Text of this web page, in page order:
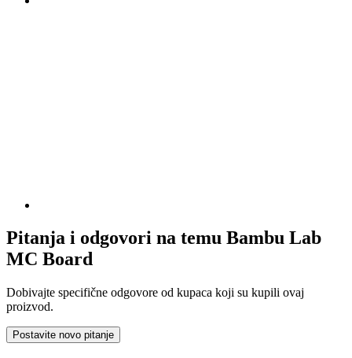
Pitanja i odgovori na temu Bambu Lab
MC Board
Dobivajte specifične odgovore od kupaca koji su kupili ovaj
proizvod.
Postavite novo pitanje